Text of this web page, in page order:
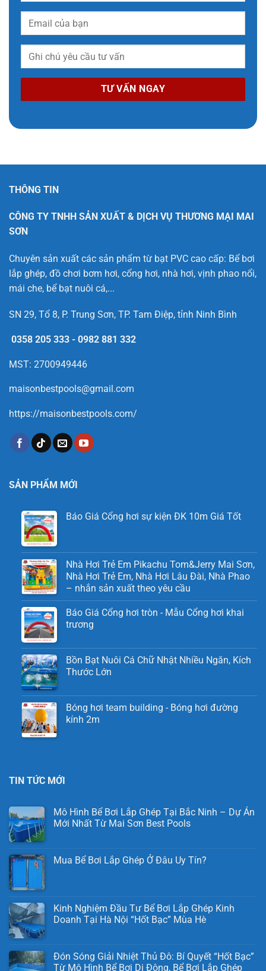
THÔNG TIN
CÔNG TY TNHH SẢN XUẤT & DỊCH VỤ THƯƠNG MẠI MAI
SƠN
Chuyên sản xuất các sản phẩm từ bạt PVC cao cấp: Bể bơi
lắp ghép, đồ chơi bơm hơi, cổng hơi, nhà hơi, vịnh phao nổi,
mái che, bể bạt nuôi cá,...
SN 29, Tổ 8, P. Trung Sơn, TP. Tam Điệp, tỉnh Ninh Bình
0358 205 333 - 0982 881 332
MST: 2700949446
maisonbestpools@gmail.com
https://maisonbestpools.com/
SẢN PHẨM MỚI
Báo Giá Cổng hơi sự kiện ĐK 10m Giá Tốt
Nhà Hơi Trẻ Em Pikachu Tom&Jerry Mai Sơn,
Nhà Hơi Trẻ Em, Nhà Hơi Lâu Đài, Nhà Phao
– nhắn sản xuất theo yêu cầu
Báo Giá Cổng hơi tròn - Mẫu Cổng hơi khai
trương
Bồn Bạt Nuôi Cá Chữ Nhật Nhiều Ngăn, Kích
Thước Lớn
Bóng hơi team building - Bóng hơi đường
kính 2m
TIN TỨC MỚI
Mô Hình Bể Bơi Lắp Ghép Tại Bắc Ninh – Dự Án
Mới Nhất Từ Mai Sơn Best Pools
Mua Bể Bơi Lắp Ghép Ở Đâu Uy Tín?
Kinh Nghiệm Đầu Tư Bể Bơi Lắp Ghép Kinh
Doanh Tại Hà Nội “Hốt Bạc” Mùa Hè
Đón Sóng Giải Nhiệt Thủ Đô: Bí Quyết “Hốt Bạc”
Từ Mô Hình Bể Bơi Di Động, Bể Bơi Lắp Ghép